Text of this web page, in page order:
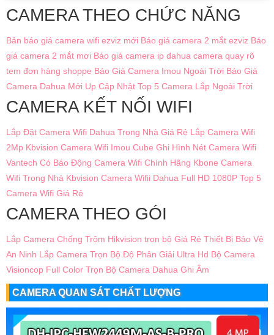
CAMERA THEO CHỨC NĂNG
Bản báo giá camera wifi ezviz mới Báo giá camera 2 mắt ezviz Báo
giá camera 2 mắt mơi Báo giá camera ip dahua camera quay rõ
tem đơn hàng shoppe Báo Giá Camera Imou Ngoài Trời Báo Giá
Camera Dahua Mới Up Cập Nhật Top 5 Camera Lắp Ngoài Trời
CAMERA KẾT NỐI WIFI
Lắp Đặt Camera Wifi Dahua Trong Nhà Giá Rẻ Lắp Camera Wifi
2Mp Kbvision Camera Wifi Imou Cube Ghi Hình Nét Camera Wifi
Vantech Có Báo Động Camera Wifi Chính Hãng Kbone Camera
Wifi Trong Nhà Kbvision Camera Wifii Dahua Full HD 1080P Top 5
Camera Wifi Giá Rẻ
CAMERA THEO GÓI
Lắp Camera Chống Trộm Hikvision trọn bộ Giá Rẻ Thiết Bị Bảo Vệ
An Ninh Lắp Camera Trọn Bộ Độ Phân Giải Ultra Hd Bộ Camera
Visioncop Full Color Trọn Bộ Camera Dahua Ghi Âm
CAMERA QUAN SÁT CHẤT LƯỢNG